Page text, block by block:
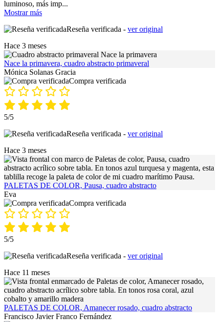
luminoso, más imp...
Mostrar más
Reseña verificada - ver original
Hace 3 meses
Nace la primavera, cuadro abstracto primaveral
Mónica Solanas Gracia
Compra verificada
5/5
Reseña verificada - ver original
Hace 3 meses
PALETAS DE COLOR, Pausa, cuadro abstracto
Eva
Compra verificada
5/5
Reseña verificada - ver original
Hace 11 meses
PALETAS DE COLOR, Amanecer rosado, cuadro abstracto
Francisco Javier Franco Fernández